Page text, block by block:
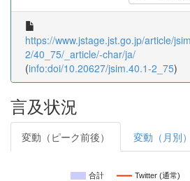
https://www.jstage.jst.go.jp/article/
2/40_75/_article/-char/ja/
(info:doi/10.20627/jsim.40.1-2_75)
言及状況
変動（ピーク前後） 変動（月別）
合計 Twitter (通常)